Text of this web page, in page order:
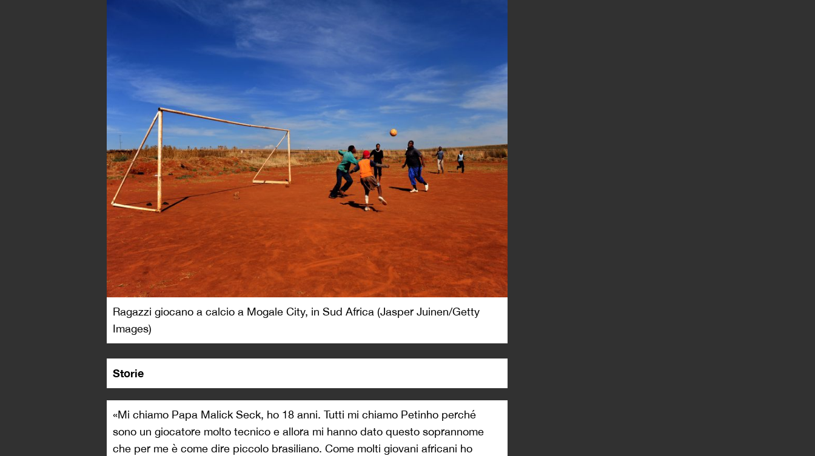
Ragazzi giocano a calcio a Mogale City, in Sud Africa (Jasper Juinen/Getty
Images)
Storie
«Mi chiamo Papa Malick Seck, ho 18 anni. Tutti mi chiamo Petinho perché
sono un giocatore molto tecnico e allora mi hanno dato questo soprannome
che per me è come dire piccolo brasiliano. Come molti giovani africani ho